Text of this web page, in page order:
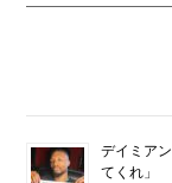
デイミア
てくれ」